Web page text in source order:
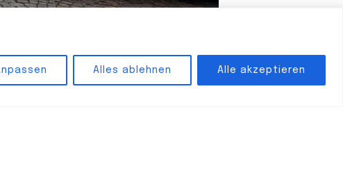
Alles ablehnen Alle akzeptieren